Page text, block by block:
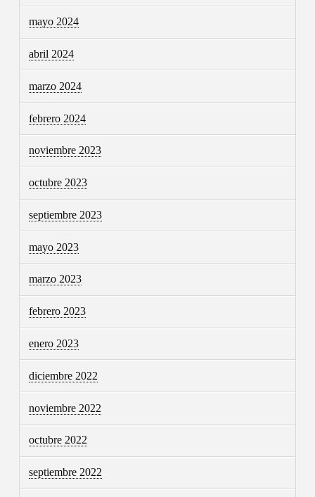
mayo 2024
abril 2024
marzo 2024
febrero 2024
noviembre 2023
octubre 2023
septiembre 2023
mayo 2023
marzo 2023
febrero 2023
enero 2023
diciembre 2022
noviembre 2022
octubre 2022
septiembre 2022